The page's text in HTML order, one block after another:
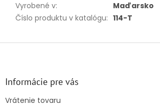
Vyrobené v:
Maďarsko
Číslo produktu v katalógu: 114-T
Z
Informácie pre vás
Vrátenie tovaru